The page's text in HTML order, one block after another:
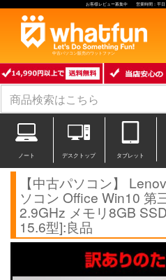
お客様レビュー募集中 営業時間：平
中古パソコン販売のワットファン
ノート デスクトップ タブレット
【中古パソコン】
ソコン Office Win10 第
2.9GHz メモリ8GB
15.6型]:良品